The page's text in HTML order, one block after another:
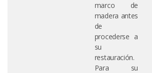
marco de
madera antes
de
procederse a
su
restauración.
Para su